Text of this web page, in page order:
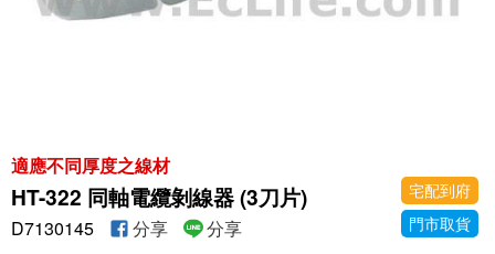
適應不同厚度之線材
HT-322 同軸電纜剝線器 (3刀片)
宅配到府
門市取貨
D7130145 分享 分享